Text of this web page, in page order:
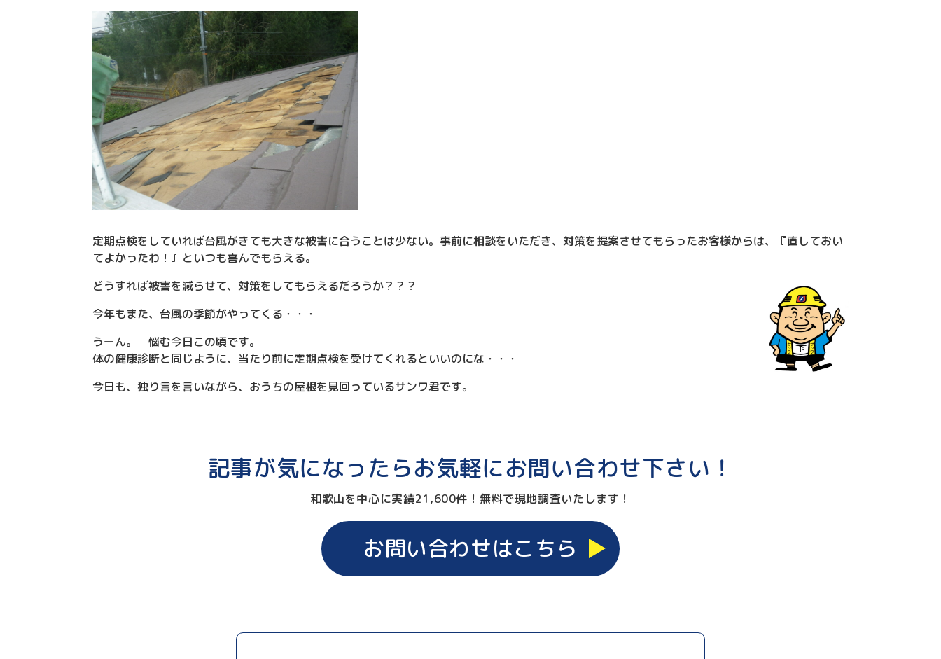
定期点検をしていれば台風がきても大きな被害に合うことは少ない。事前に相談をいただき、対策を提案させてもらったお客様からは、『直しておい
てよかったわ！』といつも喜んでもらえる。
どうすれば被害を減らせて、対策をしてもらえるだろうか？？？
今年もまた、台風の季節がやってくる・・・
うーん。 悩む今日この頃です。
体の健康診断と同じように、当たり前に定期点検を受けてくれるといいのにな・・・
今日も、独り言を言いながら、おうちの屋根を見回っているサンワ君です。
記事が気になったらお気軽にお問い合わせ下さい！
和歌⼭を中⼼に実績21,600件！ 無料で現地調査いたします！
お問い合わせはこちら